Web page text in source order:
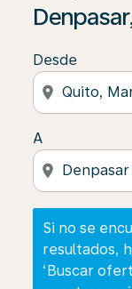
Desde
location_on
A
location_on
Si no se
resultados,
‘Buscar